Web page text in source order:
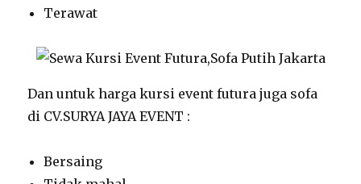
Terawat
Dan untuk harga kursi event futura juga sofa
di CV.SURYA JAYA EVENT :
Bersaing